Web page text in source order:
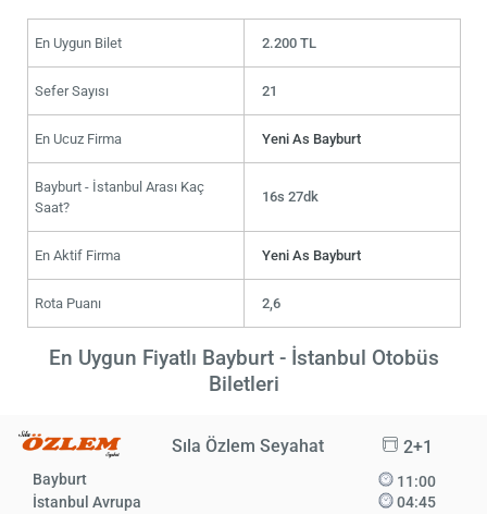
En Uygun Bilet 2.200 TL
Sefer Sayısı 21
En Ucuz Firma Yeni As Bayburt
Bayburt - İstanbul Arası Kaç
Saat?
16s 27dk
En Aktif Firma Yeni As Bayburt
Rota Puanı 2,6
En Uygun Fiyatlı Bayburt - İstanbul Otobüs
Biletleri
Sıla Özlem Seyahat 2+1
Bayburt
İstanbul Avrupa
11:00
04:45